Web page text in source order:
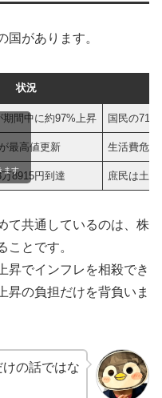
国があります。
状況
期間中に約97%上昇 国民の
最高値更新 生活費危
8915円到達 庶民は土
ます
て共通しているのは、株
ことです。
昇でインフレを相殺でき
昇の負担だけを背負いま
の話ではな